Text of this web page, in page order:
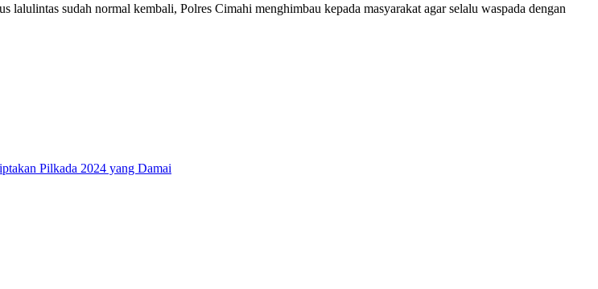
sudah normal kembali, Polres Cimahi menghimbau kepada masyarakat agar selalu waspada dengan
Pilkada 2024 yang Damai